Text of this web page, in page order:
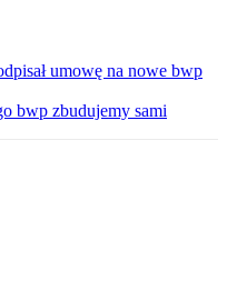
umowę na nowe bwp
bwp zbudujemy sami